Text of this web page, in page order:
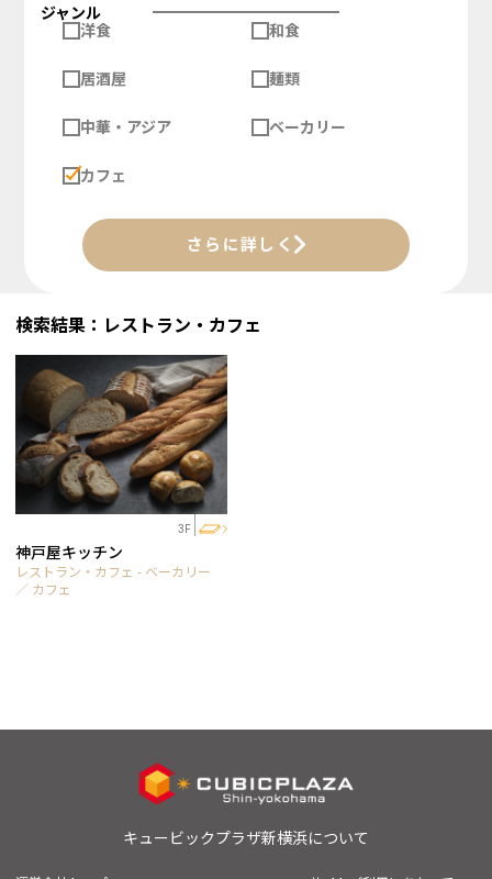
ジャンル
洋食
和食
居酒屋 麺類
中華・アジア ベーカリー
カフェ
さらに詳しく
検索結果：レストラン・カフェ
3F
神戸屋キッチン
レストラン・カフェ - ベーカリー
／ カフェ
キュービックプラザ新横浜について